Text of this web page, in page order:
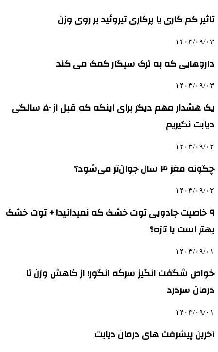
تاثیر کم کاری یا پرکاری تیروئید بر روی وزن
۱۴۰۳/۰۹/۰۳
داروهایی که به ترک سیگار کمک می‌ کند
۱۴۰۳/۰۹/۰۳
یک هشدار مهم دیگر برای اینکه که قبل از ۵۰ سالگی
دیابت نگیریم
۱۴۰۳/۰۹/۰۲
چگونه مغز ۴ سال جوان‌تر می‌شود؟
۱۴۰۳/۰۹/۰۲
۹ خاصیت جادویی توت خشک که نمیدانید! + توت خشک
بهتر است یا تازه؟
۱۴۰۳/۰۹/۰۱
خواص شگفت انگیز سرکه انگور؛ از کاهش وزن تا
درمان سردرد
۱۴۰۳/۰۹/۰۱
آخرین پیشرفت‌ های درمان دیابت